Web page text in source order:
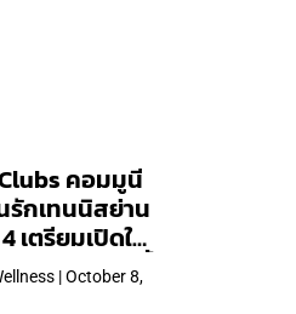
คอมมูนี
กเทนนิสย่าน
เตรียมเปิดให้
แรก 19 ต.ค. นี้
| October 8,